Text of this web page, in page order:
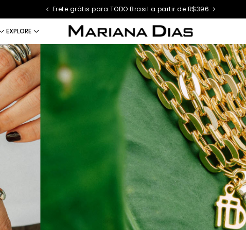
Frete grátis para TODO Brasil a partir de R$396
EXPLORE